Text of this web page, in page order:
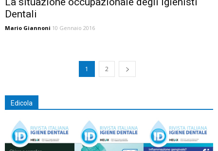
Dentali
Mario Giannoni 10 Gennaio 2016
1 2
Edicola